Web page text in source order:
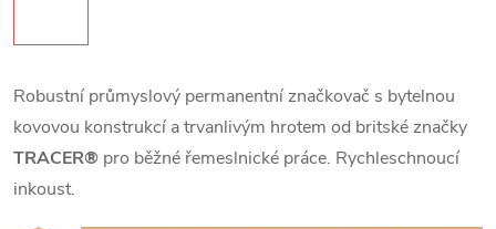
Robustní průmyslový permanentní značkovač s bytelnou
kovovou konstrukcí a trvanlivým hrotem od britské značky
TRACER® pro běžné řemeslnické práce. Rychleschnoucí
inkoust.